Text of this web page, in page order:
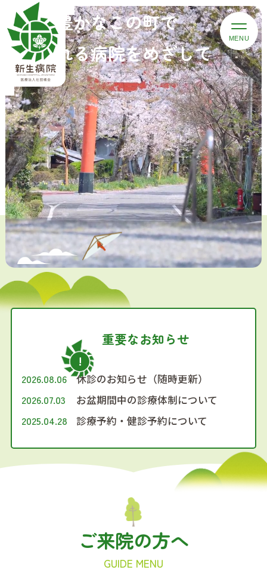
自然豊かなこの町で
愛される病院をめざして
重要なお知らせ
2026.08.06
休診のお知らせ（随時更新）
2026.07.03
お盆期間中の診療体制について
2025.04.28
診療予約・健診予約について
ご来院の方へ
GUIDE MENU